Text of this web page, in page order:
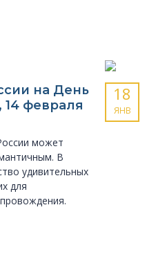
на День
февраля
может
В
удивительных
для
18
ЯНВ